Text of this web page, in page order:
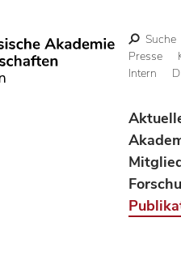
Suche
Presse
Intern